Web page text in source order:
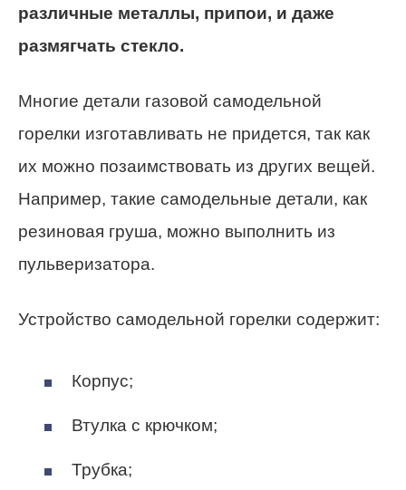
различные металлы, припои, и даже
размягчать стекло.
Многие детали газовой самодельной
горелки изготавливать не придется, так как
их можно позаимствовать из других вещей.
Например, такие самодельные детали, как
резиновая груша, можно выполнить из
пульверизатора.
Устройство самодельной горелки содержит:
Корпус;
Втулка с крючком;
Трубка;